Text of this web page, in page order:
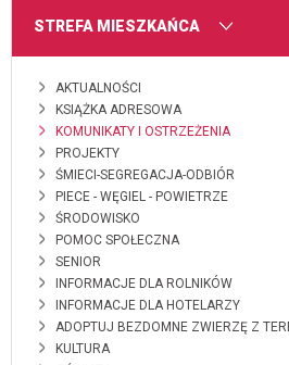
MENU
STREFA MIESZKAŃCA
AKTUALNOŚCI
KSIĄŻKA ADRESOWA
KOMUNIKATY I OSTRZEŻENIA
PROJEKTY
ŚMIECI-SEGREGACJA-ODBIÓR
PIECE - WĘGIEL - POWIETRZE
ŚRODOWISKO
POMOC SPOŁECZNA
SENIOR
INFORMACJE DLA ROLNIKÓW
INFORMACJE DLA HOTELARZY
ADOPTUJ BEZDOMNE ZWIERZĘ Z
KULTURA